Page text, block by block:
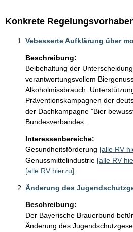
Konkrete
Vebesserte Aufklärung über
Beschreibung:
Beibehaltung der
verantwortungsvollem
Alkoholmissbrauch.
Präventionskampagnen der
der Dachkampagne "Bier
Bundesverbandes..
Interessenbereiche:
Gesundheitsförderung [alle RV
Genussmittelindustrie [alle RV
[alle RV hierzu]
Änderung des
Beschreibung:
Der Bayerische Brauerbund
Änderung des